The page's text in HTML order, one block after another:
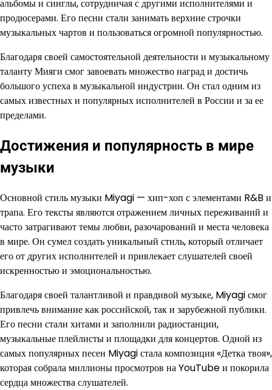
альбомы и синглы, сотрудничая с другими исполнителями и
продюсерами. Его песни стали занимать верхние строчки
музыкальных чартов и пользоваться огромной популярностью.
Благодаря своей самостоятельной деятельности и музыкальному
таланту Мияги смог завоевать множество наград и достичь
большого успеха в музыкальной индустрии. Он стал одним из
самых известных и популярных исполнителей в России и за ее
пределами.
Достижения и популярность в мире
музыки
Основной стиль музыки Miyagi — хип-хоп с элементами R&B и
трапа. Его тексты являются отражением личных переживаний и
часто затрагивают темы любви, разочарований и места человека
в мире. Он сумел создать уникальный стиль, который отличает
его от других исполнителей и привлекает слушателей своей
искренностью и эмоциональностью.
Благодаря своей талантливой и правдивой музыке, Miyagi смог
привлечь внимание как российской, так и зарубежной публики.
Его песни стали хитами и заполнили радиостанции,
музыкальные плейлисты и площадки для концертов. Одной из
самых популярных песен Miyagi стала композиция «Детка твоя»,
которая собрала миллионы просмотров на YouTube и покорила
сердца множества слушателей.